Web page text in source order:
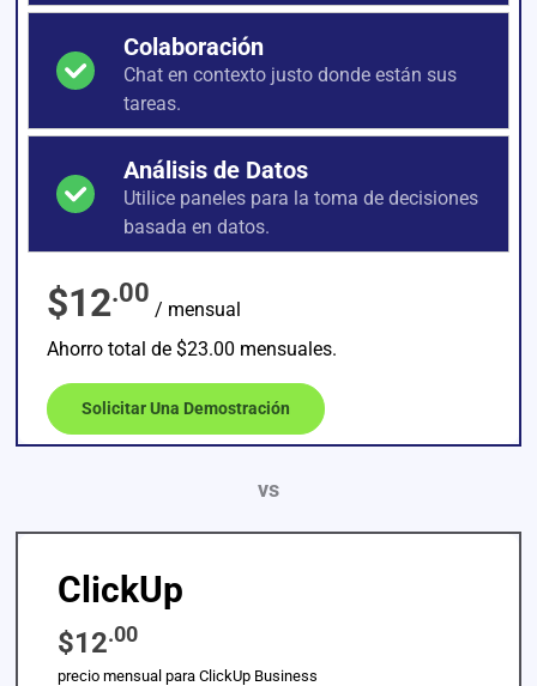
Colaboración
Chat en contexto justo donde están sus
tareas.
Análisis de Datos
Utilice paneles para la toma de decisiones
basada en datos.
$12.00
/ mensual
Ahorro total de $23.00 mensuales.
Solicitar Una Demostración
vs
ClickUp
$12.00
precio mensual para ClickUp Business